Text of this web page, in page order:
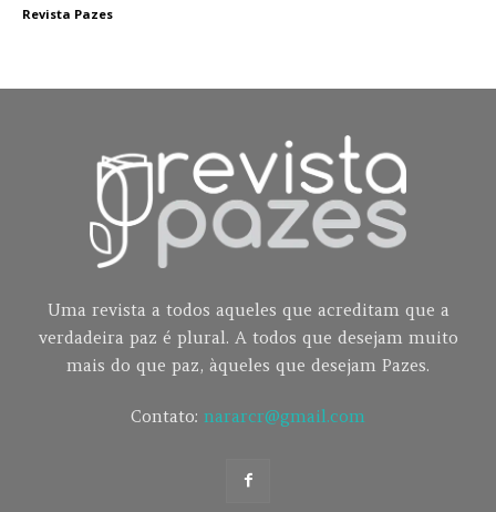
Revista Pazes
Uma revista a todos aqueles que acreditam que a
verdadeira paz é plural. A todos que desejam muito
mais do que paz, àqueles que desejam Pazes.
Contato: nararcr@gmail.com